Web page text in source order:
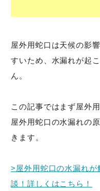
キッチン
洗面所
洗濯機
屋外用蛇口は天候の影
すいため、水漏れが起
ん。
この記事ではまず屋外
屋外用蛇口の水漏れの
きます。
>屋外用蛇口の水漏れ
談！詳しくはこちら！